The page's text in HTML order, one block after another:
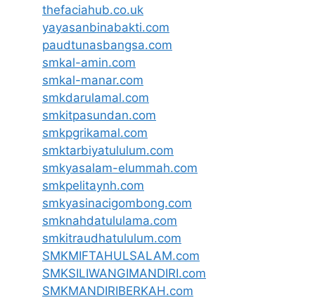
thefaciahub.co.uk
yayasanbinabakti.com
paudtunasbangsa.com
smkal-amin.com
smkal-manar.com
smkdarulamal.com
smkitpasundan.com
smkpgrikamal.com
smktarbiyatululum.com
smkyasalam-elummah.com
smkpelitaynh.com
smkyasinacigombong.com
smknahdatululama.com
smkitraudhatululum.com
SMKMIFTAHULSALAM.com
SMKSILIWANGIMANDIRI.com
SMKMANDIRIBERKAH.com